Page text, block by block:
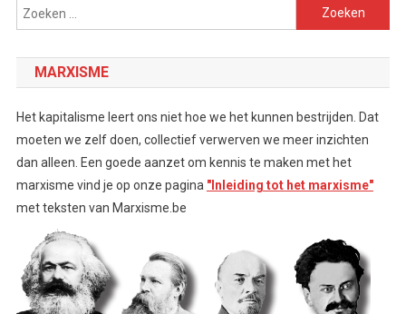
Zoeken
naar:
MARXISME
Het kapitalisme leert ons niet hoe we het kunnen bestrijden. Dat
moeten we zelf doen, collectief verwerven we meer inzichten
dan alleen. Een goede aanzet om kennis te maken met het
marxisme vind je op onze pagina "Inleiding tot het marxisme"
met teksten van Marxisme.be